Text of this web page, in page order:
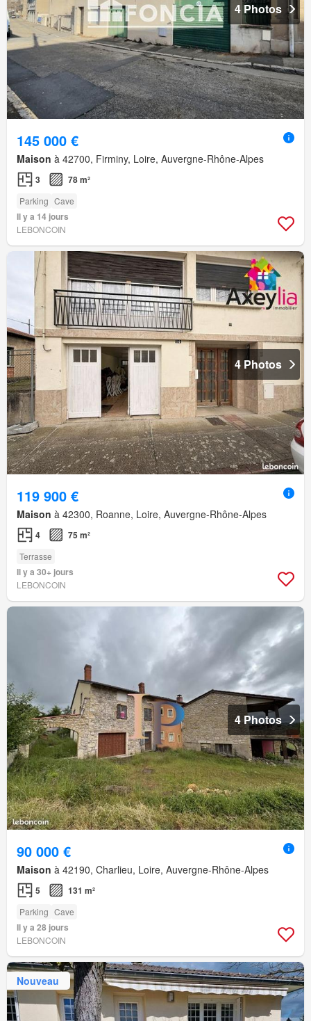
4 Photos
145 000 €
Maison à 42700, Firminy, Loire, Auvergne-Rhône-Alpes
3 78 m²
Parking Cave
Il y a 14 jours
LEBONCOIN
4 Photos
119 900 €
Maison à 42300, Roanne, Loire, Auvergne-Rhône-Alpes
4 75 m²
Terrasse
Il y a 30+ jours
LEBONCOIN
4 Photos
90 000 €
Maison à 42190, Charlieu, Loire, Auvergne-Rhône-Alpes
5 131 m²
Parking Cave
Il y a 28 jours
LEBONCOIN
Nouveau